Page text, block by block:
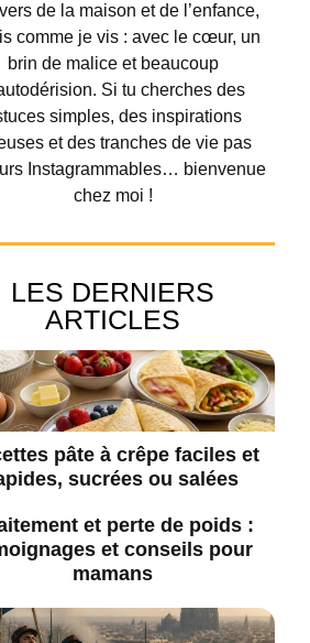
de la maison et de l’enfance,
comme je vis : avec le cœur, un
brin de malice et beaucoup
Si tu cherches des
simples, des inspirations
et des tranches de vie pas
Instagrammables… bienvenue
chez moi !
LES DERNIERS
ARTICLES
pâte à crêpe faciles et
sucrées ou salées
et perte de poids :
et conseils pour
mamans